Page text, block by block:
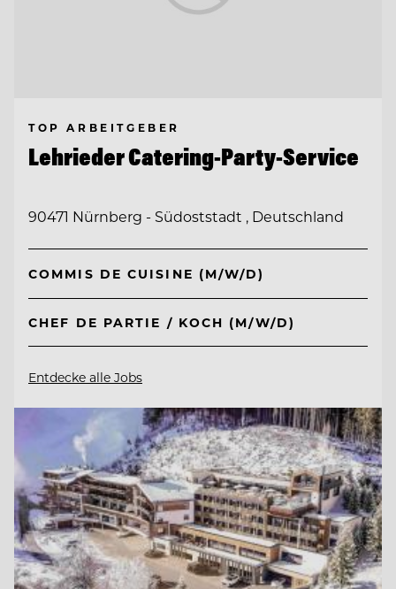
TOP ARBEITGEBER
Lehrieder Catering-Party-Service
90471 Nürnberg - Südoststadt , Deutschland
COMMIS DE CUISINE (M/W/D)
CHEF DE PARTIE / KOCH (M/W/D)
Entdecke alle Jobs